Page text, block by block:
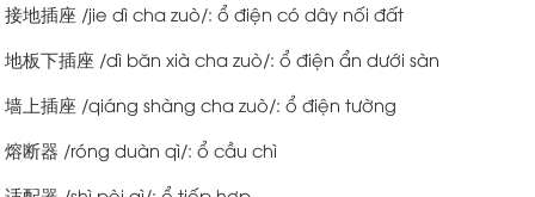
接地插座 /jie dì cha zuò/: ổ điện có dây nối đất
地板下插座 /dì băn xià cha zuò/: ổ điện ẩn dưới sàn
墙上插座 /qiáng shàng cha zuò/: ổ điện tường
熔断器 /róng duàn qì/: ổ cầu chì